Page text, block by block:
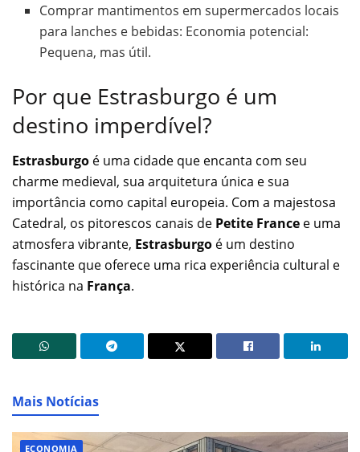
Comprar mantimentos em supermercados locais
para lanches e bebidas: Economia potencial:
Pequena, mas útil.
Por que Estrasburgo é um
destino imperdível?
Estrasburgo é uma cidade que encanta com seu
charme medieval, sua arquitetura única e sua
importância como capital europeia. Com a majestosa
Catedral, os pitorescos canais de Petite France e uma
atmosfera vibrante, Estrasburgo é um destino
fascinante que oferece uma rica experiência cultural e
histórica na França.
Mais Notícias
ECONOMIA